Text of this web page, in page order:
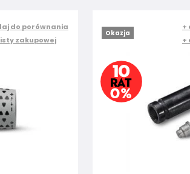
do porównania
zakupowej
Okazja
+
+